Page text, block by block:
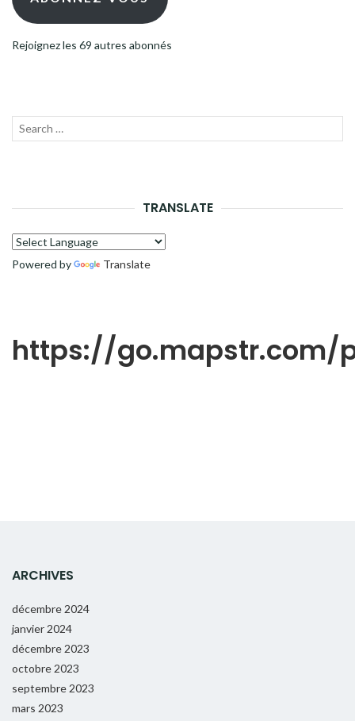
Rejoignez les 69 autres abonnés
Recherche
TRANSLATE
Powered by Translate
https://go.mapstr.com/
ARCHIVES
décembre 2024
janvier 2024
décembre 2023
octobre 2023
septembre 2023
mars 2023